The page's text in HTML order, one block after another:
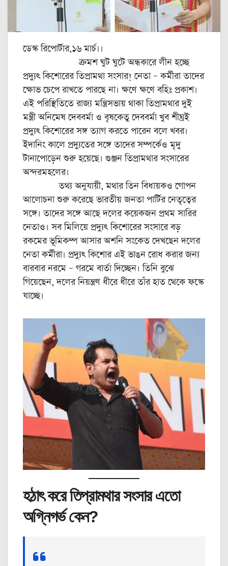
ডেস্ক রিপোর্টার,১৬ মার্চ।।
ক্রমশ ঘুট ঘুটে অন্ধকারে লীন হচ্ছে
প্রদ্যুৎ কিশোরের তিপ্রামথা সংসার! নেতা – কর্মীরা তাদের
ক্ষোভ চেপে রাখতে পারছে না। ক্ষণে ক্ষণে বহিঃ প্রকাশ।
এই পরিস্থিতিতে রাজ্য মন্ত্রিসভায় থাকা তিপ্রামথার দুই
মন্ত্রী অনিমেষ দেববর্মা ও বৃষকেতু দেববর্মা খুব শীঘ্রই
প্রদ্যুৎ কিশোরের সঙ্গ ত্যাগ করতে পারেন বলে খবর।
ইদানিং কালে প্রদ্যুতের সঙ্গে তাদের সম্পর্কেও মৃদু
টানাপোড়েন শুরু হয়েছে। গুঞ্জন তিপ্রামথার সংসারের
অন্দরমহলের।
তথ্য অনুযায়ী, মথার তিন বিধায়কও গোপন
আলোচনা শুরু করেছে ভারতীয় জনতা পার্টির নেতৃত্বের
সঙ্গে। তাদের সঙ্গে আছে দলের কয়েকজন প্রথম সারির
নেতাও। সব মিলিয়ে প্রদ্যুৎ কিশোরের সংসারে বড়
রকমের ভূমিকম্প আসার অশনি সংকেত দেখছেন দলের
নেতা কর্মীরা। প্রদ্যুৎ কিশোর এই ভাঙন রোধ করার জন্য
বারবার নরমে – গরমে বার্তা দিচ্ছেন। তিনি বুঝে
গিয়েছেন, দলের নিয়ন্ত্রণ ধীরে ধীরে তাঁর হাত থেকে ফস্কে
যাচ্ছে।
হঠাৎ করে তিপ্রামথার সংসার এতো
অগ্নিগর্ভ কেন?